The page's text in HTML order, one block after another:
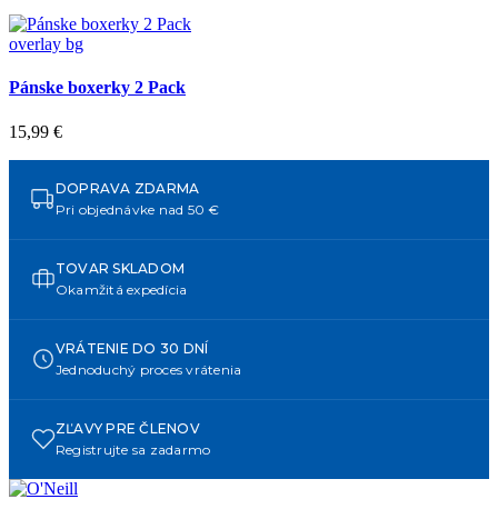
overlay bg
Pánske boxerky 2 Pack
15,99 €
DOPRAVA ZDARMA
Pri objednávke nad 50 €
TOVAR SKLADOM
Okamžitá expedícia
VRÁTENIE DO 30 DNÍ
Jednoduchý proces vrátenia
ZĽAVY PRE ČLENOV
Registrujte sa zadarmo